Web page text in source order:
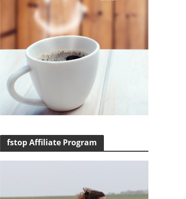
fstop Affiliate Program